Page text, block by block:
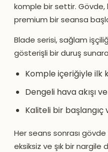
komple bir settir. Gövde,
premium bir seansa
Blade serisi, sağlam
gösterişli bir duruş
Komple içeriğiyle ilk
Dengeli hava akışı
Kaliteli bir
Her seans sonrası
eksiksiz ve şık bir nargile